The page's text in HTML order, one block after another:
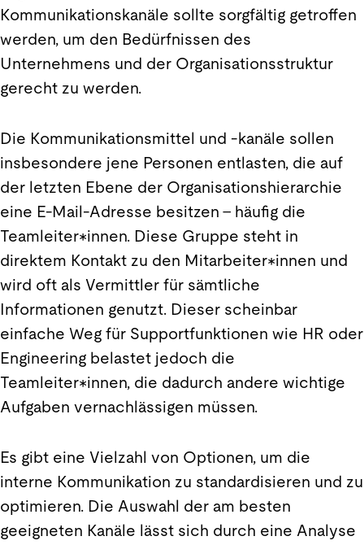
Kommunikationskanäle sollte sorgfältig getroffen
werden, um den Bedürfnissen des
Unternehmens und der Organisationsstruktur
gerecht zu werden.
Die Kommunikationsmittel und -kanäle sollen
insbesondere jene Personen entlasten, die auf
der letzten Ebene der Organisationshierarchie
eine E-Mail-Adresse besitzen – häufig die
Teamleiter*innen. Diese Gruppe steht in
direktem Kontakt zu den Mitarbeiter*innen und
wird oft als Vermittler für sämtliche
Informationen genutzt. Dieser scheinbar
einfache Weg für Supportfunktionen wie HR oder
Engineering belastet jedoch die
Teamleiter*innen, die dadurch andere wichtige
Aufgaben vernachlässigen müssen.
Es gibt eine Vielzahl von Optionen, um die
interne Kommunikation zu standardisieren und zu
optimieren. Die Auswahl der am besten
geeigneten Kanäle lässt sich durch eine Analyse